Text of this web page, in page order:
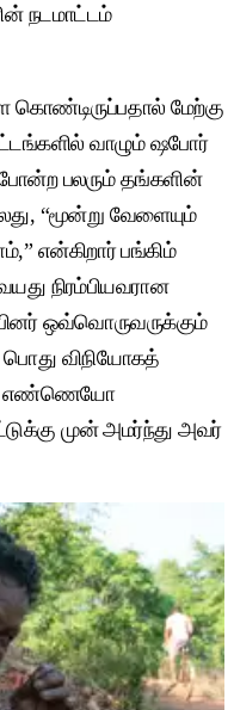
நடமாட்டம்
மேற்கு
வாழும் ஷபோர்
போன்ற பலரும் தங்களின்
“மூன்று வேளையும்
என்கிறார் பங்கிம்
நிரம்பியவரான
ஒவ்வொருவருக்கும்
பொது விநியோகத்
எண்ணெயோ
முன் அமர்ந்து அவர்